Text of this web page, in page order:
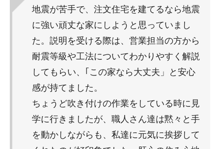
地震が苦手で、注文住宅を建てるなら地震
に強い頑丈な家にしようと思っていまし
た。説明を受ける際は、営業担当の方から
耐震等級や工法についてわかりやすく解説
してもらい、｢この家なら大丈夫」と安心
感が持てました。
ちょうど吹き付けの作業をしている時に見
学に行きましたが、職人さん達は黙々と手
を動かしながらも、私達に元気に挨拶して